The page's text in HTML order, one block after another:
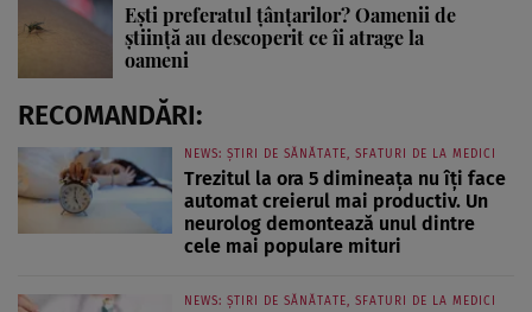
Ești preferatul țânțarilor? Oamenii de
știință au descoperit ce îi atrage la
oameni
RECOMANDĂRI:
NEWS: ȘTIRI DE SĂNĂTATE, SFATURI DE LA MEDICI
Trezitul la ora 5 dimineața nu îți face
automat creierul mai productiv. Un
neurolog demontează unul dintre
cele mai populare mituri
NEWS: ȘTIRI DE SĂNĂTATE, SFATURI DE LA MEDICI